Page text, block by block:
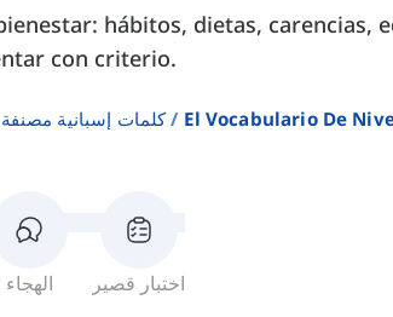
hábitos, dietas, carencias,
con criterio.
كلمات إسبانية
El Vocabulario De
الهجاء اختبار قصير